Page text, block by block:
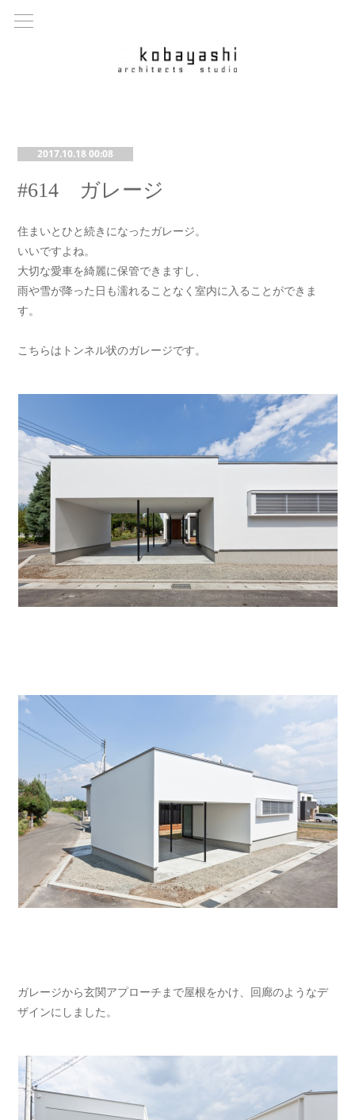
2017.10.18 00:08
#614 ガレージ
住まいとひと続きになったガレージ。
いいですよね。
大切な愛車を綺麗に保管できますし、
雨や雪が降った日も濡れることなく室内に入ることができま
す。
こちらはトンネル状のガレージです。
ガレージから玄関アプローチまで屋根をかけ、回廊のようなデ
ザインにしました。